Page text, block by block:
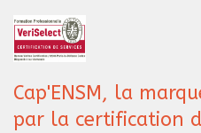
Cap'ENSM, la
par la certification